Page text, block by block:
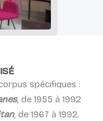
spécifiques :
, de 1955 à 1992
, de 1967 à 1992.